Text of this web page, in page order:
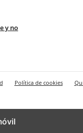
y no
Política de cookies